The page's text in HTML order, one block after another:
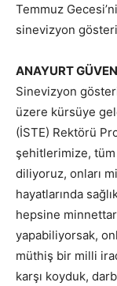
Temmuz
sinevizyon
ANAYURT
Sinevizyon
üzere kürsüye
(İSTE) Rektörü
şehitlerimize,
diliyoruz, onları
hayatlarında
hepsine
yapabiliyorsak,
müthiş bir milli
karşı koyduk,